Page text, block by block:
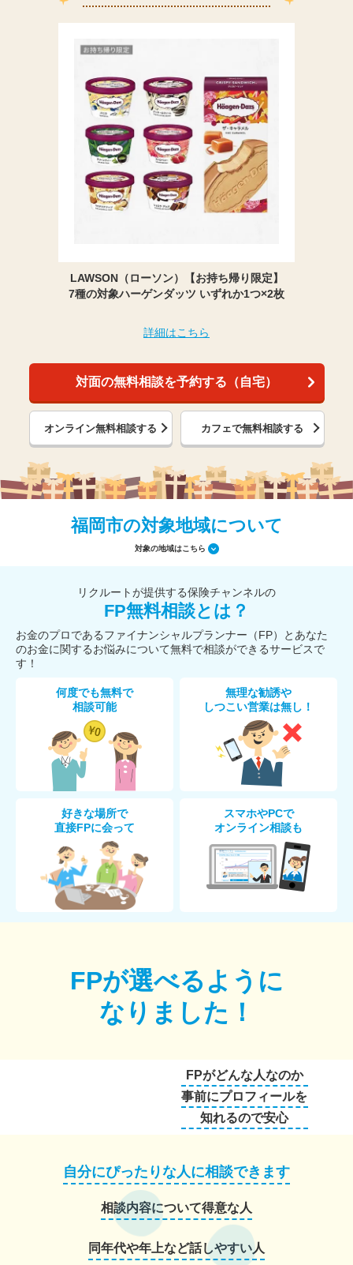
LAWSON（ローソン）【お持ち帰り限定】
7種の対象ハーゲンダッツ いずれか1つ×2枚
詳細はこちら
対面の無料相談を予約する（自宅）
オンライン無料相談する カフェで無料相談する
福岡市の対象地域について
対象の地域はこちら
リクルートが提供する保険チャンネルの
FP無料相談とは？
お金のプロであるファイナンシャルプランナー（FP）とあなた
のお金に関するお悩みについて無料で相談ができるサービスで
す！
何度でも無料で
相談可能
無理な勧誘や
しつこい営業は無し！
好きな場所で
直接FPに会って
スマホやPCで
オンライン相談も
FPが選べるように
なりました！
FPがどんな人なのか
事前にプロフィールを
知れるので安心
自分にぴったりな人に相談できます
相談内容について得意な人
同年代や年上など話しやすい人